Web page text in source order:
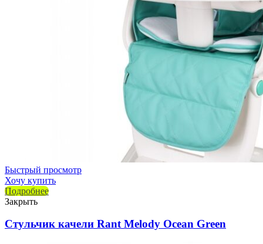
Быстрый просмотр
Хочу купить
Подробнее
Закрыть
Стульчик качели Rant Melody Ocean Green